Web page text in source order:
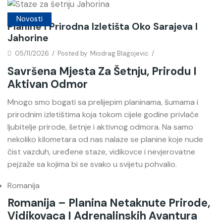
Novosti
Planine I Prirodna Izletišta Oko Sarajeva I
Jahorine
05/11/2026 / Posted by Miodrag Blagojevic /
Savršena Mjesta Za Šetnju, Prirodu I
Aktivan Odmor
Mnogo smo bogati sa prelijepim planinama, šumama i
prirodnim izletištima koja tokom cijele godine privlače
ljubitelje prirode, šetnje i aktivnog odmora. Na samo
nekoliko kilometara od nas nalaze se planine koje nude
čist vazduh, uređene staze, vidikovce i nevjerovatne
pejzaže sa kojima bi se svako u svijetu pohvalio.
Romanija
Romanija – Planina Netaknute Prirode,
Vidikovaca I Adrenalinskih Avantura